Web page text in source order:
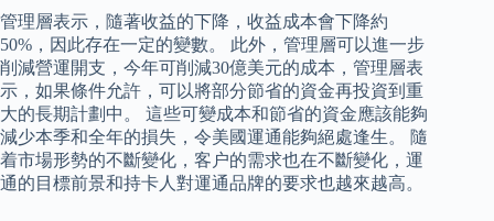
管理層表示，隨著收益的下降，收益成本會下降約
50%，因此存在一定的變數。 此外，管理層可以進一步
削減營運開支，今年可削減30億美元的成本，管理層表
示，如果條件允許，可以將部分節省的資金再投資到重
大的長期計劃中。 這些可變成本和節省的資金應該能夠
減少本季和全年的損失，令美國運通能夠絕處逢生。 隨
着市場形勢的不斷變化，客户的需求也在不斷變化，運
通的目標前景和持卡人對運通品牌的要求也越來越高。